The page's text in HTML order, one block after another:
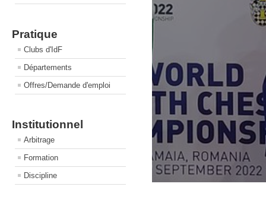
Pratique
Clubs d'IdF
Départements
Offres/Demande d'emploi
Institutionnel
Arbitrage
Formation
Discipline